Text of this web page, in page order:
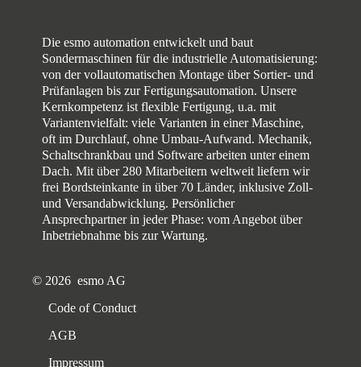
Die esmo automation entwickelt und baut
Sondermaschinen für die industrielle Automatisierung:
von der vollautomatischen Montage über Sortier- und
Prüfanlagen bis zur Fertigungsautomation. Unsere
Kernkompetenz ist flexible Fertigung, u.a. mit
Variantenvielfalt: viele Varianten in einer Maschine,
oft im Durchlauf, ohne Umbau-Aufwand. Mechanik,
Schaltschrankbau und Software arbeiten unter einem
Dach. Mit über 280 Mitarbeitern weltweit liefern wir
frei Bordsteinkante in über 70 Länder, inklusive Zoll-
und Versandabwicklung. Persönlicher
Ansprechpartner in jeder Phase: vom Angebot über
Inbetriebnahme bis zur Wartung.
© 2026 esmo AG
Code of Conduct
AGB
Impressum